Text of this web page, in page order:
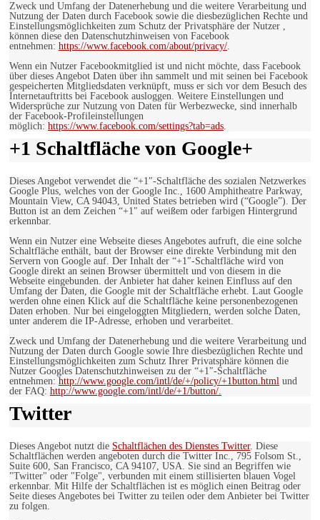
Zweck und Umfang der Datenerhebung und die weitere Verarbeitung und
Nutzung der Daten durch Facebook sowie die diesbezüglichen Rechte und
Einstellungsmöglichkeiten zum Schutz der Privatsphäre der Nutzer ,
können diese den Datenschutzhinweisen von Facebook
entnehmen: https://www.facebook.com/about/privacy/.
Wenn ein Nutzer Facebookmitglied ist und nicht möchte, dass Facebook
über dieses Angebot Daten über ihn sammelt und mit seinen bei Facebook
gespeicherten Mitgliedsdaten verknüpft, muss er sich vor dem Besuch des
Internetauftritts bei Facebook ausloggen. Weitere Einstellungen und
Widersprüche zur Nutzung von Daten für Werbezwecke, sind innerhalb
der Facebook-Profileinstellungen
möglich: https://www.facebook.com/settings?tab=ads.
+1 Schaltfläche von Google+
Dieses Angebot verwendet die “+1″-Schaltfläche des sozialen Netzwerkes
Google Plus, welches von der Google Inc., 1600 Amphitheatre Parkway,
Mountain View, CA 94043, United States betrieben wird (“Google”). Der
Button ist an dem Zeichen “+1″ auf weißem oder farbigen Hintergrund
erkennbar.
Wenn ein Nutzer eine Webseite dieses Angebotes aufruft, die eine solche
Schaltfläche enthält, baut der Browser eine direkte Verbindung mit den
Servern von Google auf. Der Inhalt der “+1″-Schaltfläche wird von
Google direkt an seinen Browser übermittelt und von diesem in die
Webseite eingebunden. der Anbieter hat daher keinen Einfluss auf den
Umfang der Daten, die Google mit der Schaltfläche erhebt. Laut Google
werden ohne einen Klick auf die Schaltfläche keine personenbezogenen
Daten erhoben. Nur bei eingeloggten Mitgliedern, werden solche Daten,
unter anderem die IP-Adresse, erhoben und verarbeitet.
Zweck und Umfang der Datenerhebung und die weitere Verarbeitung und
Nutzung der Daten durch Google sowie Ihre diesbezüglichen Rechte und
Einstellungsmöglichkeiten zum Schutz Ihrer Privatsphäre können die
Nutzer Googles Datenschutzhinweisen zu der “+1″-Schaltfläche
entnehmen: http://www.google.com/intl/de/+/policy/+1button.html und
der FAQ: http://www.google.com/intl/de/+1/button/.
Twitter
Dieses Angebot nutzt die Schaltflächen des Dienstes Twitter. Diese
Schaltflächen werden angeboten durch die Twitter Inc., 795 Folsom St.,
Suite 600, San Francisco, CA 94107, USA. Sie sind an Begriffen wie
"Twitter" oder "Folge", verbunden mit einem stillisierten blauen Vogel
erkennbar. Mit Hilfe der Schaltflächen ist es möglich einen Beitrag oder
Seite dieses Angebotes bei Twitter zu teilen oder dem Anbieter bei Twitter
zu folgen.